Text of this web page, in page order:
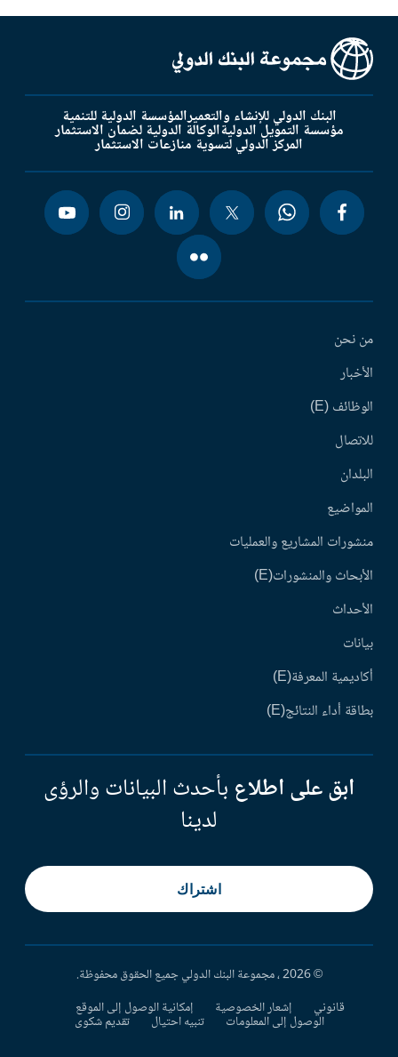
البنك الدولي للإنشاء والتعميرالمؤسسة الدولية للتنمية
مؤسسة التمويل الدوليةالوكالة الدولية لضمان الاستثمار
المركز الدولي لتسوية منازعات الاستثمار
من نحن
الأخبار
الوظائف (E)
للاتصال
البلدان
المواضيع
منشورات المشاريع والعمليات
الأبحاث والمنشورات(E)
الأحداث
بيانات
أكاديمية المعرفة(E)
بطاقة أداء النتائج(E)
ابق على اطلاع بأحدث البيانات والرؤى
لدينا
اشتراك
© 2026 ، مجموعة البنك الدولي جميع الحقوق محفوظة.
قانوني
إشعار الخصوصية إمكانية الوصول إلى الموقع
الوصول إلى المعلومات تنبيه احتيال تقديم شكوى